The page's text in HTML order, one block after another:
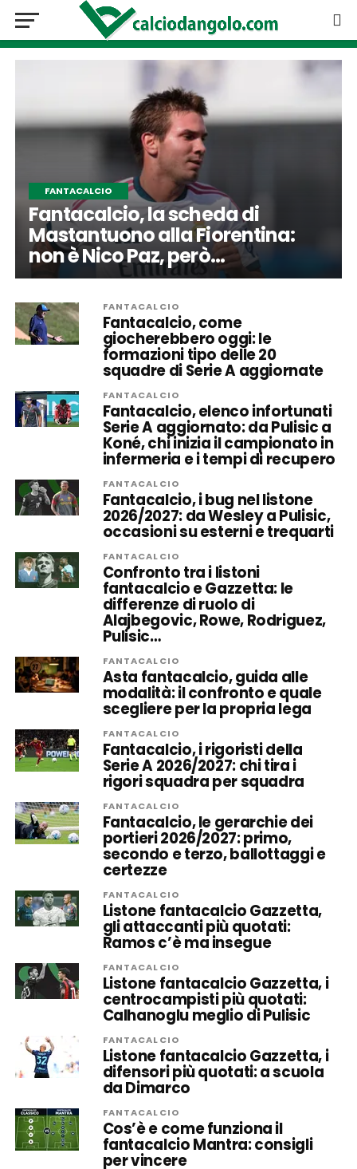
FANTACALCIO
Fantacalcio, la scheda di
Mastantuono alla Fiorentina:
non è Nico Paz, però…
FANTACALCIO
Fantacalcio, come
giocherebbero oggi: le
formazioni tipo delle 20
squadre di Serie A aggiornate
FANTACALCIO
Fantacalcio, elenco infortunati
Serie A aggiornato: da Pulisic a
Koné, chi inizia il campionato in
infermeria e i tempi di recupero
FANTACALCIO
Fantacalcio, i bug nel listone
2026/2027: da Wesley a Pulisic,
occasioni su esterni e trequarti
FANTACALCIO
Confronto tra i listoni
fantacalcio e Gazzetta: le
differenze di ruolo di
Alajbegovic, Rowe, Rodriguez,
Pulisic…
FANTACALCIO
Asta fantacalcio, guida alle
modalità: il confronto e quale
scegliere per la propria lega
FANTACALCIO
Fantacalcio, i rigoristi della
Serie A 2026/2027: chi tira i
rigori squadra per squadra
FANTACALCIO
Fantacalcio, le gerarchie dei
portieri 2026/2027: primo,
secondo e terzo, ballottaggi e
certezze
FANTACALCIO
Listone fantacalcio Gazzetta,
gli attaccanti più quotati:
Ramos c’è ma insegue
FANTACALCIO
Listone fantacalcio Gazzetta, i
centrocampisti più quotati:
Calhanoglu meglio di Pulisic
FANTACALCIO
Listone fantacalcio Gazzetta, i
difensori più quotati: a scuola
da Dimarco
FANTACALCIO
Cos’è e come funziona il
fantacalcio Mantra: consigli
per vincere